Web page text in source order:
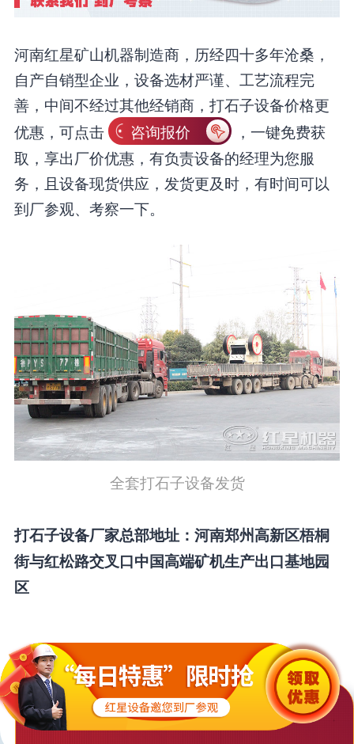
河南红星矿山机器制造商，历经四十多年沧桑，
自产自销型企业，设备选材严谨、工艺流程完
善，中间不经过其他经销商，打石子设备价格更
优惠，可点击
咨询报价
，一键免费获
取，享出厂价优惠，有负责设备的经理为您服
务，且设备现货供应，发货更及时，有时间可以
到厂参观、考察一下。
全套打石子设备发货
打石子设备厂家总部地址：河南郑州高新区梧桐
街与红松路交叉口中国高端矿机生产出口基地园
区